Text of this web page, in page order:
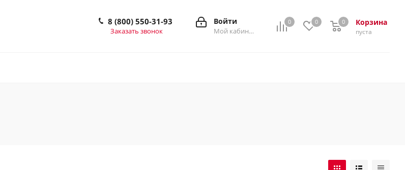
0 0 Корзина
0
пуста
0
Войти
Мой кабинет
8 (800) 550-31-93
Заказать звонок